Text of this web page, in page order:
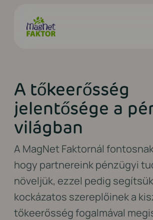
A tőkeerősség
jelentősége a
világban
A MagNet Faktornál
hogy partnereink pénzügyi
növeljük, ezzel pedig
kockázatos szereplőinek a
tőkeerősség fogalmával